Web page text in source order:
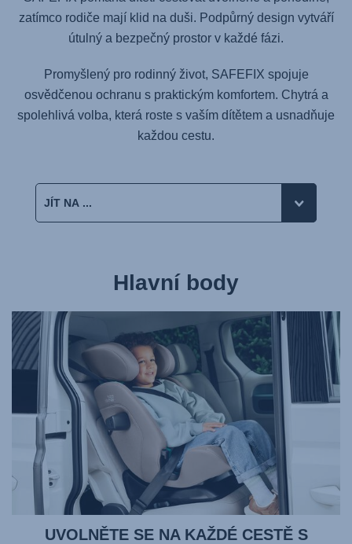
zatímco rodiče mají klid na duši. Podpůrný design vytváří
útulný a bezpečný prostor v každé fázi.
Promyšlený pro rodinný život, SAFEFIX spojuje
osvědčenou ochranu s praktickým komfortem. Chytrá a
spolehlivá volba, která roste s vaším dítětem a usnadňuje
každou cestu.
Hlavní body
UVOLNĚTE SE NA KAŽDÉ CESTĚ S